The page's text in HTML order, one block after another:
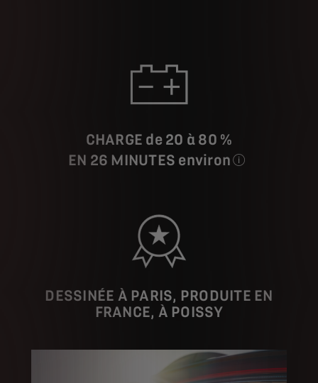
CHARGE de 20 à 80 %
EN 26 MINUTES environ
DESSINÉE À PARIS, PRODUITE EN
FRANCE, À POISSY